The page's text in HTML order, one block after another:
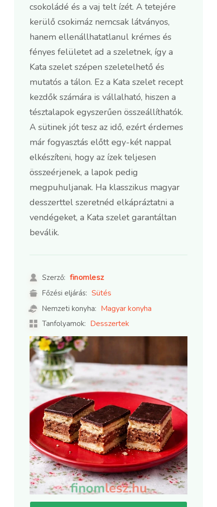
csokoládé és a vaj telt ízét. A tetejére
kerülő csokimáz nemcsak látványos,
hanem ellenállhatatlanul krémes és
fényes felületet ad a szeletnek, így a
Kata szelet szépen szeletelhető és
mutatós a tálon. Ez a Kata szelet recept
kezdők számára is vállalható, hiszen a
tésztalapok egyszerűen összeállíthatók.
A sütinek jót tesz az idő, ezért érdemes
már fogyasztás előtt egy-két nappal
elkészíteni, hogy az ízek teljesen
összeérjenek, a lapok pedig
megpuhuljanak. Ha klasszikus magyar
desszerttel szeretnéd elkápráztatni a
vendégeket, a Kata szelet garantáltan
beválik.
Szerző: finomlesz
Főzési eljárás: Sütés
Nemzeti konyha: Magyar konyha
Tanfolyamok: Desszertek